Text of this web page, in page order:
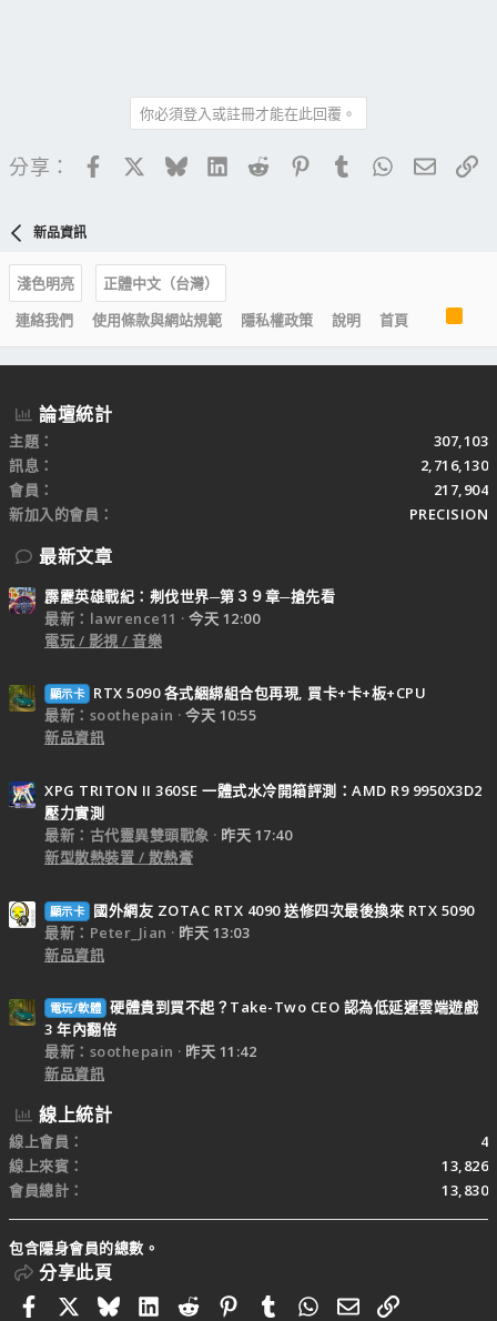
你必須登入或註冊才能在此回覆。
分享： FacebookBlueskyLinkedIn
Reddit PinterestTumblrWhatsApp
電子
新品資訊
淺色明亮
正體中文（台灣）
連絡我們
使用條款與網站規範 隱私權政策 說明 首頁
S
論壇統計
主題
307,103
訊息
2,716,130
會員
217,904
新加入的會員
PRECISION
最新文章
霹靂英雄戰紀：刜伐世界─第３９章─搶先看
最新：lawrence11
今天 12:00
電玩 / 影視 / 音樂
顯示卡
RTX 5090 各式綑綁組合包再現, 買卡+卡+板+CPU
最新：soothepain
今天 10:55
新品資訊
XPG TRITON II 360SE 一體式水冷開箱評測：AMD R9 9950X3D2
壓力實測
最新：古代靈異雙頭戰象
昨天 17:40
新型散熱裝置 / 散熱膏
顯示卡
國外網友 ZOTAC RTX 4090 送修四次最後換來 RTX 5090
最新：Peter_Jian
昨天 13:03
新品資訊
電玩/軟體 硬體貴到買不起？Take-Two CEO 認為低延遲雲端遊戲
3 年內翻倍
最新：soothepain
昨天 11:42
新品資訊
線上統計
線上會員
4
線上來賓
13,826
會員總計
13,830
包含隱身會員的總數。
分享此頁
FacebookBlueskyLinkedIn
RedditPinterestTumblrWhatsApp
電子郵件
連結